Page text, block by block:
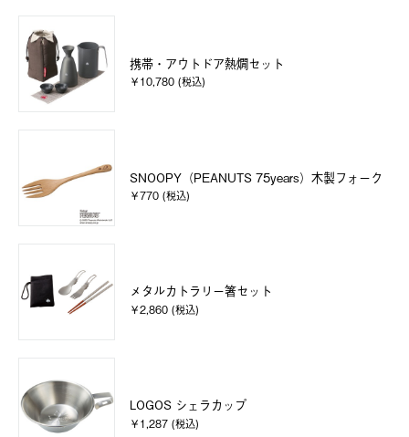
携帯・アウトドア熱燗セット
￥10,780 (税込)
SNOOPY（PEANUTS 75years）木製フォーク
￥770 (税込)
メタルカトラリー箸セット
￥2,860 (税込)
LOGOS シェラカップ
￥1,287 (税込)